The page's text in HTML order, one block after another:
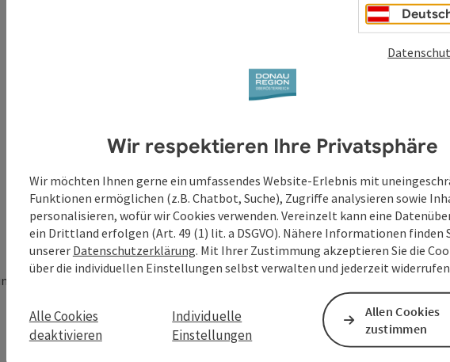
13–16 Uhr
Nachname
Unverbindliche Anfrage
Zum Schutz vor Spam wird Google
personenbezogene Daten (z. B. die IP-
Absenden des Formulars werden die dafür
ist eine Kontaktaufnahme jederzeit per E-
Deine bekannt gegebenen Daten (E-Mail-
WGD Donau Oberösterreich Tourismus GmbH
Anfrage verwendet und nur dann weitergegeben,
touristische Leistungsträger) zu beantworten ist.
Wir respektieren Ihre Privatsphäre
Wir möchten Ihnen gerne ein umfassendes Website-Erlebnis mit
Funktionen ermöglichen (z.B. Chatbot, Suche), Zugriffe analysieren sowie
personalisieren, wofür wir Cookies verwenden. Vereinzelt kann eine
ein Drittland erfolgen (Art. 49 (1) lit. a DSGVO). Nähere Informationen finden
unserer Datenschutzerklärung. Mit Ihrer Zustimmung akzeptieren Sie die
über die individuellen Einstellungen selbst verwalten und jederzeit
Alle Cookies
deaktivieren
Individuelle
Einstellungen
Allen Cookies
zustimmen